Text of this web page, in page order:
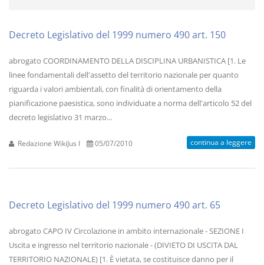
Decreto Legislativo del 1999 numero 490 art. 150
abrogato COORDINAMENTO DELLA DISCIPLINA URBANISTICA [1. Le
linee fondamentali dell'assetto del territorio nazionale per quanto
riguarda i valori ambientali, con finalità di orientamento della
pianificazione paesistica, sono individuate a norma dell'articolo 52 del
decreto legislativo 31 marzo...
Redazione WikiJus I 05/07/2010 continua a leggere
Decreto Legislativo del 1999 numero 490 art. 65
abrogato CAPO IV Circolazione in ambito internazionale - SEZIONE I
Uscita e ingresso nel territorio nazionale - (DIVIETO DI USCITA DAL
TERRITORIO NAZIONALE) [1. È vietata, se costituisce danno per il